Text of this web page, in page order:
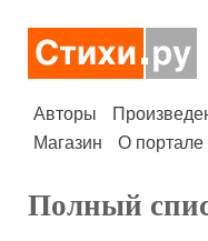
Авторы
Магазин
О портале
Полный